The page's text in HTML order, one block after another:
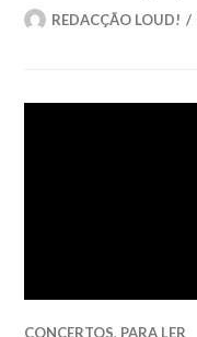
REDACÇÃO LOUD!
CONCERTOS, PARA LER